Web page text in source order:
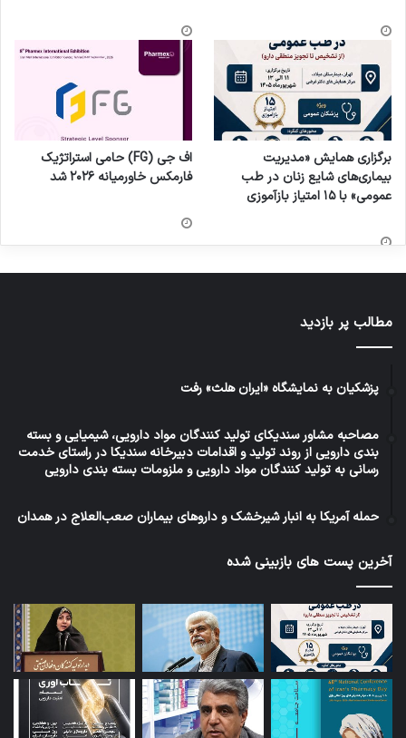
برگزاری همایش «مدیریت
بیماری‌های شایع زنان در طب
عمومی» با ۱۵ امتیاز بازآموزی
اف جی (FG) حامی استراتژیک
فارمکس خاورمیانه ۲۰۲۶ شد
مطالب پر بازدید
پزشکیان به نمایشگاه «ایران هلث» رفت
مصاحبه مشاور سندیکای تولید کنندگان مواد دارویی، شیمیایی و بسته
بندی دارویی از روند تولید و اقدامات دبیرخانه سندیکا در راستای خدمت
رسانی به تولید کنندگان مواد دارویی و ملزومات بسته بندی دارویی
حمله آمریکا به انبار شیرخشک و داروهای بیماران صعب‌العلاج در همدان
آخرین پست های بازبینی شده